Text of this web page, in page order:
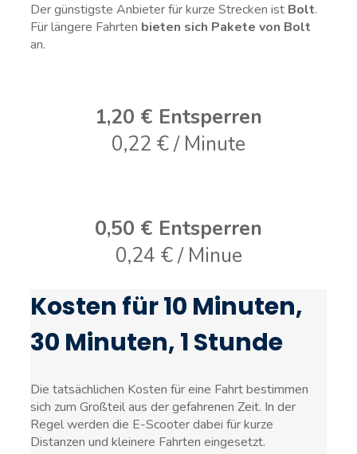
Der günstigste Anbieter für kurze Strecken ist Bolt.
Für längere Fahrten bieten sich Pakete von Bolt
an.
1,20 € Entsperren
0,22 € / Minute
0,50 € Entsperren
0,24 € / Minue
Kosten für 10 Minuten,
30 Minuten, 1 Stunde
Die tatsächlichen Kosten für eine Fahrt bestimmen
sich zum Großteil aus der gefahrenen Zeit. In der
Regel werden die E-Scooter dabei für kurze
Distanzen und kleinere Fahrten eingesetzt.